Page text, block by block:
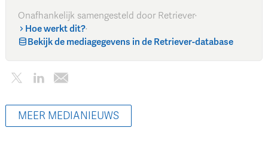
Onafhankelijk samengesteld door Retriever·
Hoe werkt dit?·
Bekijk de mediagegevens in de Retriever-database
MEER MEDIANIEUWS